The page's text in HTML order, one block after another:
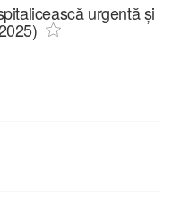
urgentă și